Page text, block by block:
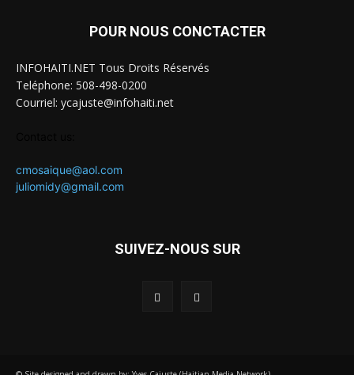
POUR NOUS CONCTACTER
INFOHAITI.NET Tous Droits Réservés
Teléphone: 508-498-0200
Courriel: ycajuste@infohaiti.net
cmosaique@aol.com
juliomidy@gmail.com
SUIVEZ-NOUS SUR